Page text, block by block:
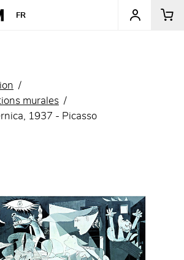
des boutiques de musées
FR
murales
1937 - Picasso